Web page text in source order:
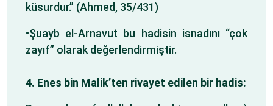
küsurdur.” (Ahmed, 35/431)
•Şuayb el-Arnavut bu hadisin isnadını “çok
zayıf” olarak değerlendirmiştir.
4. Enes bin Malik’ten rivayet edilen bir hadis: